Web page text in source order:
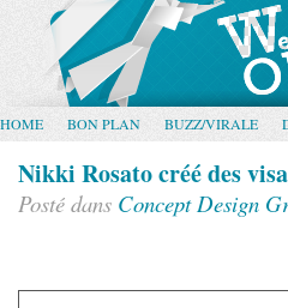
HOME BON PLAN BUZZ/VIRALE
Nikki Rosato créé des
Posté dans Concept Design